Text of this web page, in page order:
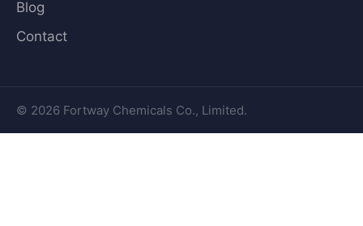
Blog
Contact
© 2026 Fortway Chemicals Co., Limited.